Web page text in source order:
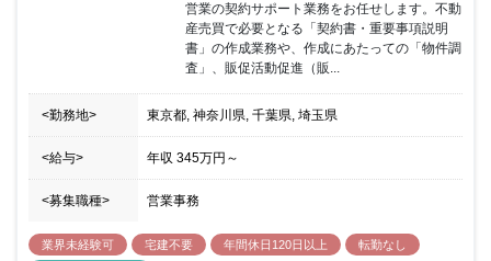
営業の契約サポート業務をお任せします。不動
産売買で必要となる「契約書・重要事項説明
書」の作成業務や、作成にあたっての「物件調
査」、販促活動促進（販...
<勤務地> 東京都, 神奈川県, 千葉県, 埼玉県
<給与> 年収 345万円 ～
<募集職種> 営業事務
業界未経験可 宅建不要 年間休日120日以上
転勤なし